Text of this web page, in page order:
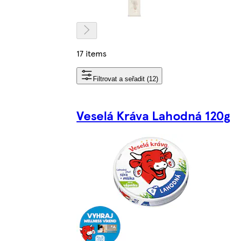
17 items
Filtrovat a seřadit (12)
Veselá Kráva Lahodná 120g